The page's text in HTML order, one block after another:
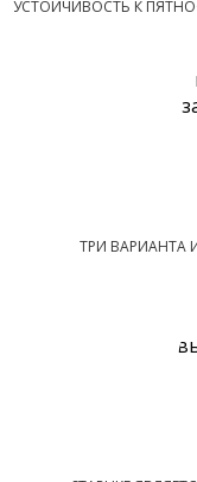
УСТОЙЧИВОСТЬ К
ТРИ ВАРИАНТА